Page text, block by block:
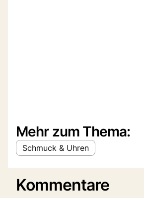
Mehr zum Thema:
Schmuck & Uhren
Kommentare